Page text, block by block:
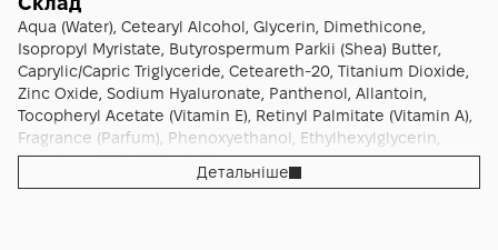
Aqua (Water), Cetearyl Alcohol, Glycerin, Dimethicone,
Isopropyl Myristate, Butyrospermum Parkii (Shea) Butter,
Caprylic/Capric Triglyceride, Ceteareth-20, Titanium Dioxide,
Zinc Oxide, Sodium Hyaluronate, Panthenol, Allantoin,
Tocopheryl Acetate (Vitamin E), Retinyl Palmitate (Vitamin A),
Fragrance (Parfum), Phenoxyethanol, Ethylhexylglycerin,
Disodium EDTA, Citric Acid.
Детальніше